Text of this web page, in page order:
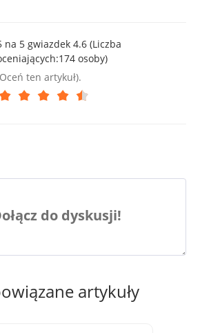
na 5 gwiazdek 4.6 (Liczba
174 osoby)
ten artykuł).
do dyskusji!
artykuły